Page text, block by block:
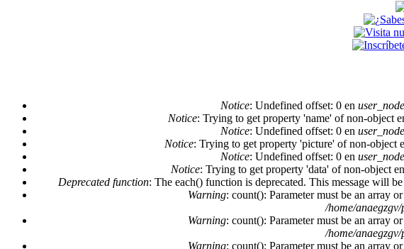
Notice: Undefined offset: 0 en
Notice: Trying to get property 'name' of non-object
Notice: Undefined offset: 0 en
Notice: Trying to get property 'picture' of non-object
Notice: Undefined offset: 0 en
Notice: Trying to get property 'data' of non-object en
Deprecated function: The each() function is deprecated. This message will
Warning: count(): Parameter must be an array
/home/
Warning: count(): Parameter must be an array
/home/
Warning: count(): Parameter must be an array